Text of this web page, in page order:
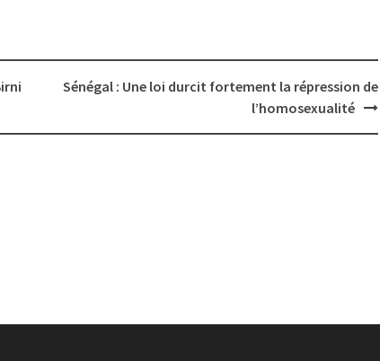
Sénégal : Une loi durcit fortement la répression de
l’homosexualité